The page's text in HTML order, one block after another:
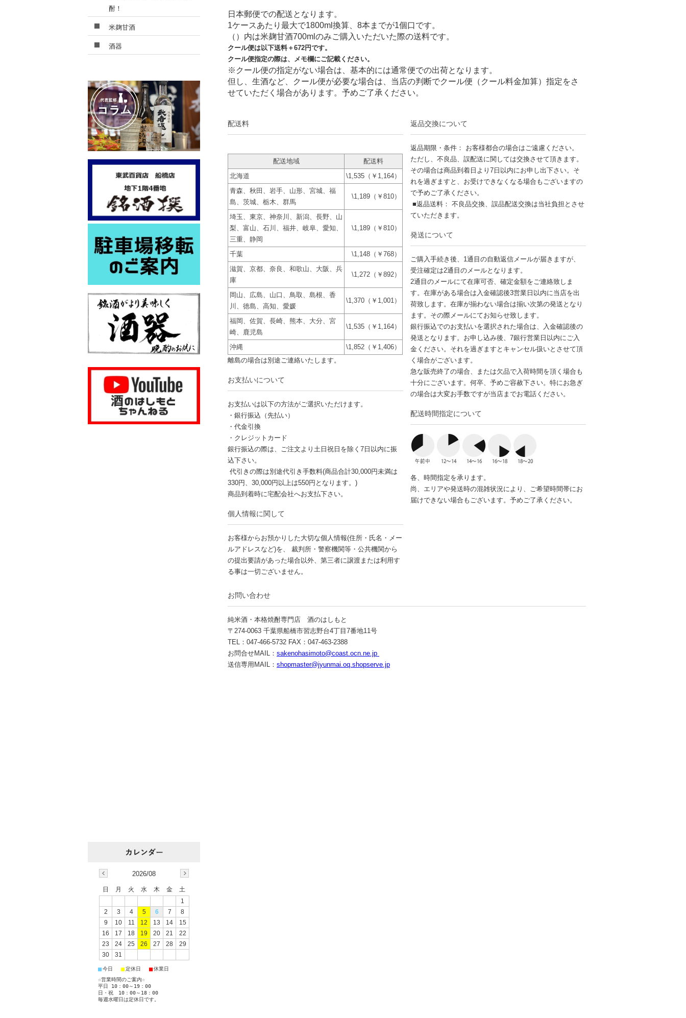
日本郵便での配送となります。
1ケースあたり最大で1800ml換算、8本までが1個口です。
（）内は米麹甘酒700mlのみご購入いただいた際の送料です。
クール便は以下送料＋672円です。
クール便指定の際は、メモ欄にご記載ください。
※クール便の指定がない場合は、基本的には通常便での出荷となります。
但し、生酒など、クール便が必要な場合は、当店の判断でクール便（クール料金加算）指定をさ
せていただく場合があります。予めご了承ください。
配送料
配送地域
配送料
北海道
\1,535（￥1,164）
青森、秋田、岩手、山形、宮城、福
島、茨城、栃木、群馬
\1,189（￥810）
埼玉、東京、神奈川、新潟、長野、山
梨、富山、石川、福井、岐阜、愛知、
三重、静岡
\1,189（￥810）
千葉
\1,148（￥768）
滋賀、京都、奈良、和歌山、大阪、兵
庫
\1,272（￥892）
岡山、広島、山口、鳥取、島根、香
川、徳島、高知、愛媛
\1,370（￥1,001）
福岡、佐賀、長崎、熊本、大分、宮
崎、鹿児島
\1,535（￥1,164）
沖縄
\1,852（￥1,406）
離島の場合は別途ご連絡いたします。
お支払いについて
お支払いは以下の方法がご選択いただけます。
・銀行振込（先払い）
・代金引換
・クレジットカード
銀行振込の際は、ご注文より土日祝日を除く7日以内に振
込下さい。
代引きの際は別途代引き手数料(商品合計30,000円未満は
330円、30,000円以上は550円となります。)
商品到着時に宅配会社へお支払下さい。
個人情報に関して
お客様からお預かりした大切な個人情報(住所・氏名・メー
ルアドレスなど)を、 裁判所・警察機関等・公共機関から
の提出要請があった場合以外、第三者に譲渡または利用す
る事は一切ございません。
返品交換について
返品期限・条件： お客様都合の場合はご遠慮ください。
ただし、不良品、誤配送に関しては交換させて頂きます。
その場合は商品到着日より7日以内にお申し出下さい。そ
れを過ぎますと、お受けできなくなる場合もございますの
で予めご了承ください。
■返品送料： 不良品交換、誤品配送交換は当社負担とさせ
ていただきます。
発送について
ご購入手続き後、1通目の自動返信メールが届きますが、
受注確定は2通目のメールとなります。
2通目のメールにて在庫可否、確定金額をご連絡致しま
す。在庫がある場合は入金確認後3営業日以内に当店を出
荷致します。在庫が揃わない場合は揃い次第の発送となり
ます。その際メールにてお知らせ致します。
銀行振込でのお支払いを選択された場合は、入金確認後の
発送となります。お申し込み後、7銀行営業日以内にご入
金ください。それを過ぎますとキャンセル扱いとさせて頂
く場合がございます。
急な販売終了の場合、または欠品で入荷時間を頂く場合も
十分にございます。何卒、予めご容赦下さい。特にお急ぎ
の場合は大変お手数ですが当店までお電話ください。
配送時間指定について
各、時間指定を承ります。
尚、エリアや発送時の混雑状況により、ご希望時間帯にお
届けできない場合もございます。予めご了承ください。
お問い合わせ
純米酒・本格焼酎専門店 酒のはしもと
〒274-0063 千葉県船橋市習志野台4丁目7番地11号
TEL：047-466-5732 FAX：047-463-2388
お問合せMAIL： sakenohasimoto@coast.ocn.ne.jp
送信専用MAIL： shopmaster@jyunmai.oq.shopserve.jp
酎！
米麹甘酒
酒器
2026/08
日 月 火 水 木 金
土
1
2
3 4 5 6 7
8
9
10 11 12 13 14
15
16
17 18 19 20 21
22
23
24 25 26 27 28
29
30
31
■今日 ■定休日 ■休業日
☆営業時間のご案内☆
平日 10：00～19：00
日・祝 10：00～18：00
毎週水曜日は定休日です。